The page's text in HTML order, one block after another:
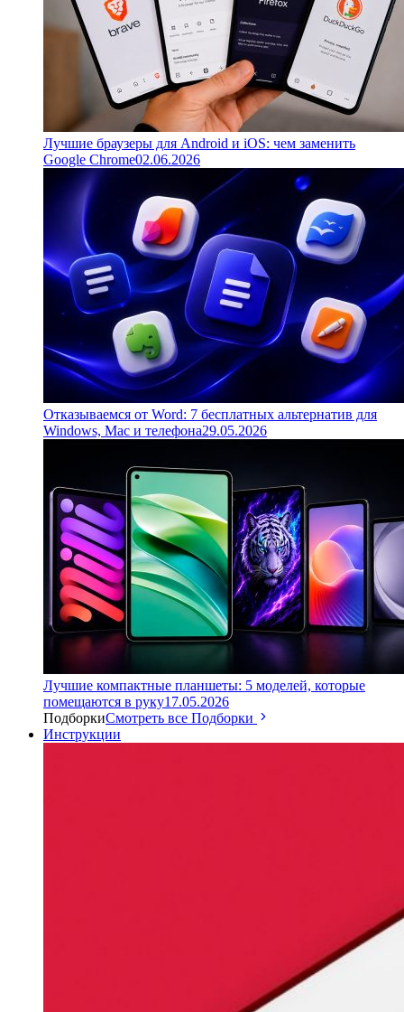
Лучшие браузеры для Android и iOS: чем заменить
Google Chrome02.06.2026
Отказываемся от Word: 7 бесплатных альтернатив для
Windows, Mac и телефона29.05.2026
Лучшие компактные планшеты: 5 моделей, которые
помещаются в руку17.05.2026
ПодборкиСмотреть все Подборки
Инструкции